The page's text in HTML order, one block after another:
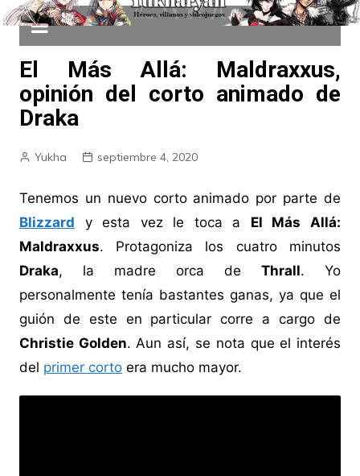
El Más Allá: Maldraxxus,
opinión del corto animado de
Draka
Yukha septiembre 4, 2020
Tenemos un nuevo corto animado por parte de
Blizzard y esta vez le toca a El Más Allá:
Maldraxxus. Protagoniza los cuatro minutos
Draka, la madre orca deThrall. Yo
personalmente tenía bastantes ganas, ya que el
guión de este en particular corre a cargo de
Christie Golden. Aun así, se nota que el interés
del primer cortoera mucho mayor.